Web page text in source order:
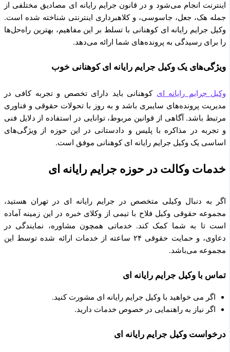
اینترنت انجام می‌شود و در قانون جرایم رایانه ای مصادیق مختلفی از
جمله هک، جعل، جاسوسی، و کلاهبرداری اینترنتی شناخته شده است.
وکیل جرایم رایانه ای کوهنانی با تسلط بر این مفاهیم، بهترین راه‌حل‌ها
را برای رسیدگی به پرونده‌های شما ارائه می‌دهد.
ویژگی‌های یک وکیل جرایم رایانه ای کوهنانی خوب
وکیل جرایم رایانه ای کوهنانی باید دارای تخصص و تجربه کافی در
مدیریت پرونده‌های سایبری باشد و به روز با تحولات حقوقی و فناوری
مرتبط باشد. آگاهی از قوانین مربوط، توانایی در استفاده از دلایل فنی
و تجربه در مذاکره با پلیس و دادستانی در این حوزه از ویژگی‌های
اساسی یک وکیل جرایم رایانه ای کوهنانی موفق است.
خدمات وکالت در حوزه جرایم رایانه ای
اگر به دنبال وکیلی متخصص در جرایم رایانه ای در تهران هستید،
مجموعه حقوقی وکیل فلاح با تیمی از وکلای خبره در این زمینه آماده
است تا به شما کمک کند. خدماتی همچون مشاوره، نمایندگی در
دعاوی، و حمایت حقوقی ۲۴ ساعته از خدمات ارائه شده توسط این
مجموعه می‌باشد.
تماس با وکیل جرایم رایانه ای
اگر می خواهید با وکیل جرایم رایانه ای مشورت کنید.
اگر نیاز به راهنمایی در خصوص خدمات دارید.
درخواست وکیل جرایم رایانه ای